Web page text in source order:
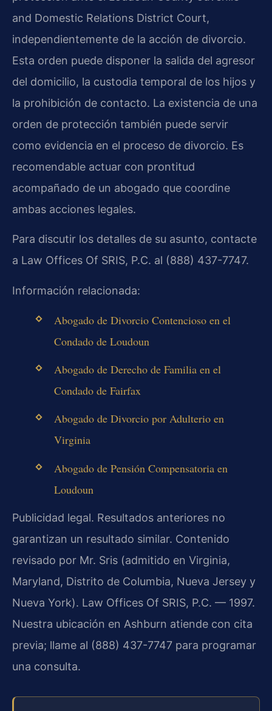
and Domestic Relations District Court,
independientemente de la acción de divorcio.
Esta orden puede disponer la salida del agresor
del domicilio, la custodia temporal de los hijos y
la prohibición de contacto. La existencia de una
orden de protección también puede servir
como evidencia en el proceso de divorcio. Es
recomendable actuar con prontitud
acompañado de un abogado que coordine
ambas acciones legales.
Para discutir los detalles de su asunto, contacte
a Law Offices Of SRIS, P.C. al (888) 437-7747.
Información relacionada:
Abogado de Divorcio Contencioso en el
Condado de Loudoun
Abogado de Derecho de Familia en el
Condado de Fairfax
Abogado de Divorcio por Adulterio en
Virginia
Abogado de Pensión Compensatoria en
Loudoun
Publicidad legal. Resultados anteriores no
garantizan un resultado similar. Contenido
revisado por Mr. Sris (admitido en Virginia,
Maryland, Distrito de Columbia, Nueva Jersey y
Nueva York). Law Offices Of SRIS, P.C. — 1997.
Nuestra ubicación en Ashburn atiende con cita
previa; llame al (888) 437-7747 para programar
una consulta.